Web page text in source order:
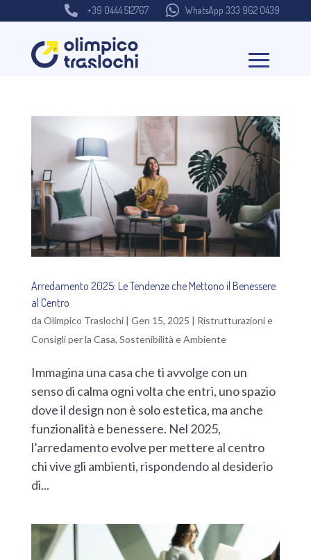
 +39 0444 512767  WhatsApp 333 962 0439
Arredamento 2025: Le Tendenze che Mettono il Benessere
al Centro
da Olimpico Traslochi| Gen 15, 2025 | Ristrutturazioni e
Consigli per la Casa, Sostenibilità e Ambiente
Immagina una casa che ti avvolge con un
senso di calma ogni volta che entri, uno spazio
dove il design non è solo estetica, ma anche
funzionalità e benessere. Nel 2025,
l’arredamento evolve per mettere al centro
chi vive gli ambienti, rispondendo al desiderio
di...